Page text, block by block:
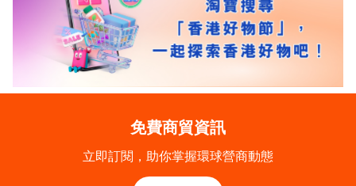
免費商貿資訊
立即訂閱，助你掌握環球營商動態